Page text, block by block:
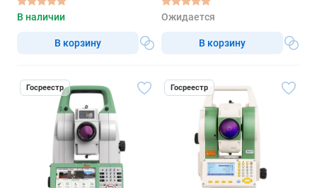
В наличии
В корзину
Ожидается
В корзину
Госреестр Госреестр